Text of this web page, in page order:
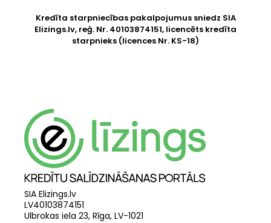
Kredīta starpniecības pakalpojumus sniedz SIA
Elizings.lv, reģ. Nr. 40103874151, licencēts kredīta
starpnieks (licences Nr. KS-18)
SIA Elizings.lv
LV40103874151
Ulbrokas iela 23, Rīga, LV-1021